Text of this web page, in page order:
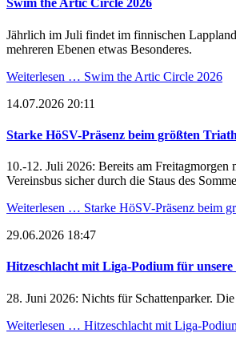
Swim the Artic Circle 2026
Jährlich im Juli findet im finnischen
mehreren Ebenen etwas Besonderes.
Weiterlesen … Swim the Artic Circle 2026
14.07.2026 20:11
Starke HöSV-Präsenz beim größten
10.-12. Juli 2026: Bereits am Freitagmorgen
Vereinsbus sicher durch die Staus des
Weiterlesen … Starke HöSV-Präsenz beim
29.06.2026 18:47
Hitzeschlacht mit Liga-Podium für
28. Juni 2026: Nichts für Schattenparker.
Weiterlesen … Hitzeschlacht mit Liga-